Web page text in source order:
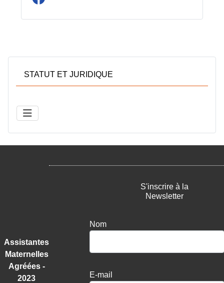
STATUT ET JURIDIQUE
Assistantes
Maternelles
Agréées -
2023
S'inscrire à la
Newsletter
Nom
E-mail